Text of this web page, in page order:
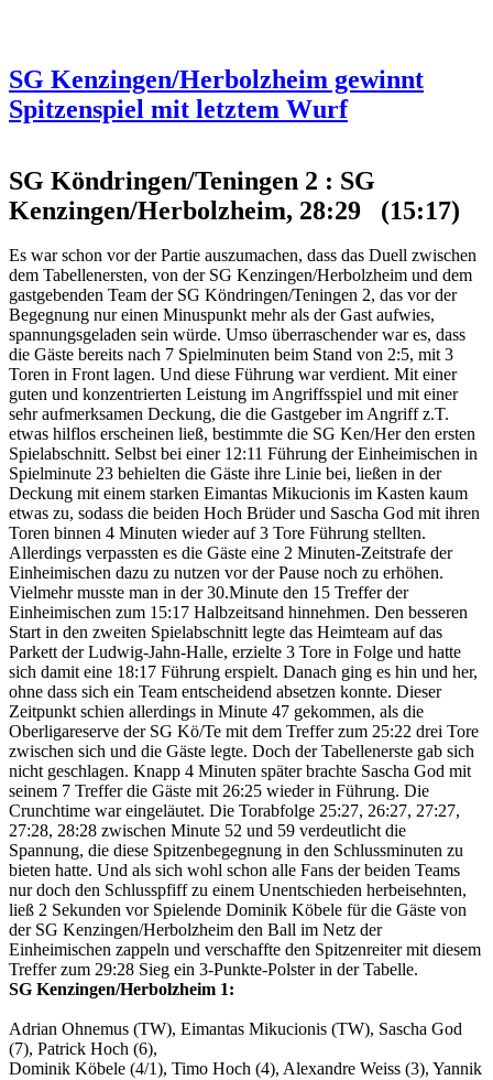
SG Kenzingen/Herbolzheim gewinnt
Spitzenspiel mit letztem Wurf
SG Köndringen/Teningen 2 : SG
Kenzingen/Herbolzheim, 28:29 (15:17)
Es war schon vor der Partie auszumachen, dass das Duell zwischen
dem Tabellenersten, von der SG Kenzingen/Herbolzheim und dem
gastgebenden Team der SG Köndringen/Teningen 2, das vor der
Begegnung nur einen Minuspunkt mehr als der Gast aufwies,
spannungsgeladen sein würde. Umso überraschender war es, dass
die Gäste bereits nach 7 Spielminuten beim Stand von 2:5, mit 3
Toren in Front lagen. Und diese Führung war verdient. Mit einer
guten und konzentrierten Leistung im Angriffsspiel und mit einer
sehr aufmerksamen Deckung, die die Gastgeber im Angriff z.T.
etwas hilflos erscheinen ließ, bestimmte die SG Ken/Her den ersten
Spielabschnitt. Selbst bei einer 12:11 Führung der Einheimischen in
Spielminute 23 behielten die Gäste ihre Linie bei, ließen in der
Deckung mit einem starken Eimantas Mikucionis im Kasten kaum
etwas zu, sodass die beiden Hoch Brüder und Sascha God mit ihren
Toren binnen 4 Minuten wieder auf 3 Tore Führung stellten.
Allerdings verpassten es die Gäste eine 2 Minuten-Zeitstrafe der
Einheimischen dazu zu nutzen vor der Pause noch zu erhöhen.
Vielmehr musste man in der 30.Minute den 15 Treffer der
Einheimischen zum 15:17 Halbzeitsand hinnehmen. Den besseren
Start in den zweiten Spielabschnitt legte das Heimteam auf das
Parkett der Ludwig-Jahn-Halle, erzielte 3 Tore in Folge und hatte
sich damit eine 18:17 Führung erspielt. Danach ging es hin und her,
ohne dass sich ein Team entscheidend absetzen konnte. Dieser
Zeitpunkt schien allerdings in Minute 47 gekommen, als die
Oberligareserve der SG Kö/Te mit dem Treffer zum 25:22 drei Tore
zwischen sich und die Gäste legte. Doch der Tabellenerste gab sich
nicht geschlagen. Knapp 4 Minuten später brachte Sascha God mit
seinem 7 Treffer die Gäste mit 26:25 wieder in Führung. Die
Crunchtime war eingeläutet. Die Torabfolge 25:27, 26:27, 27:27,
27:28, 28:28 zwischen Minute 52 und 59 verdeutlicht die
Spannung, die diese Spitzenbegegnung in den Schlussminuten zu
bieten hatte. Und als sich wohl schon alle Fans der beiden Teams
nur doch den Schlusspfiff zu einem Unentschieden herbeisehnten,
ließ 2 Sekunden vor Spielende Dominik Köbele für die Gäste von
der SG Kenzingen/Herbolzheim den Ball im Netz der
Einheimischen zappeln und verschaffte den Spitzenreiter mit diesem
Treffer zum 29:28 Sieg ein 3-Punkte-Polster in der Tabelle.
SG Kenzingen/Herbolzheim 1:
Adrian Ohnemus (TW), Eimantas Mikucionis (TW), Sascha God
(7), Patrick Hoch (6),
Dominik Köbele (4/1), Timo Hoch (4), Alexandre Weiss (3), Yannik